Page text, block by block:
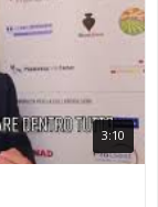
3:10
di Spade